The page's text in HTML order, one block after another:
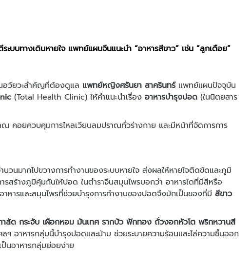
บบทางเดินหายใจ แพทย์แผนจีนแนะนำ “อาหารสีขาว” เช่น “ลูกเดือย”
อวัยวะสำคัญที่ต้องดูแล แพทย์หญิงศรันยา สาครินทร์แพทย์แผนปัจจุบัน
(Total Health Clinic) ให้คำแนะนำเรื่องอาหารบำรุงปอด (ในนิตยสาร
คอยควบคุมการไหลเวียนลมปราณทั่วร่างกาย และมีหน้าที่จัดการการ
นมากไปขวางการทำงานของระบบหายใจ ส่งผลให้หายใจติดขัดและภูมิ
สร้างภูมิคุ้มกันให้ปอด ในตำราจีนสมุนไพรบอกว่า อาหารใดที่มีสีหรือ
หารและสมุนไพรที่ช่วยบำรุงการทำงานของปอดจึงมักเป็นของที่มีสีขาว
าลัด กระจับ เผือกหอม มันเทศ รากบัว ฟักทอง ถั่วงอกหัวโต พริกหวานสี
ลฯ อาหารกลุ่มนี้บำรุงปอดและม้าม ช่วยระบายความร้อนและไล่ความชื้นออก
นอาหารกลุ่มย่อยง่าย